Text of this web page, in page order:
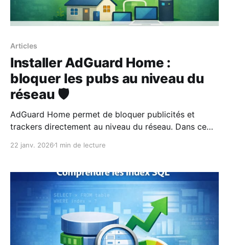
Articles
Installer AdGuard Home :
bloquer les pubs au niveau du
réseau 🛡️
AdGuard Home permet de bloquer publicités et
trackers directement au niveau du réseau. Dans ce
Docker et protéger tous vos appareils en une seule
22 janv. 2026 1 min de lecture